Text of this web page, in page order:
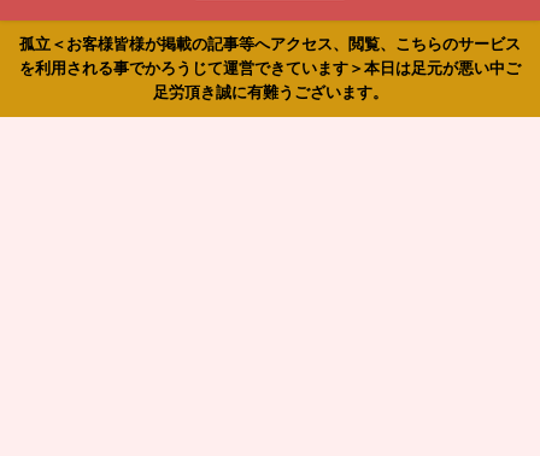
孤立＜お客様皆様が掲載の記事等へアクセス、閲覧、こちらのサービス
を利用される事でかろうじて運営できています＞本日は足元が悪い中ご
足労頂き誠に有難うございます。